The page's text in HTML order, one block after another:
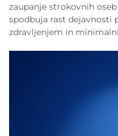
zaupanje strokovnih
spodbuja rast dejavnosti
zdravljenjem in